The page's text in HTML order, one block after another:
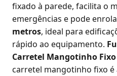
fixado à parede, facilita o
emergências e pode
metros, ideal para
rápido ao equipamento.
Carretel Mangotinho Fixo
carretel mangotinho fixo é